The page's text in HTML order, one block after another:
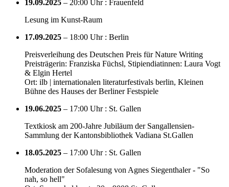
19.09.2025 – 20:00 Uhr : Frauenfeld
Lesung im Kunst-Raum
17.09.2025 – 18:00 Uhr : Berlin
Preisverleihung des Deutschen Preis für Nature Writing
Preisträgerin: Franziska Füchsl, Stipiendiatinnen: Laura Vogt
& Elgin Hertel
Ort: ilb | internationalen literaturfestivals berlin, Kleinen
Bühne des Hauses der Berliner Festspiele
19.06.2025 – 17:00 Uhr : St. Gallen
Textkiosk am 200-Jahre Jubiläum der Sangallensien-
Sammlung der Kantonsbibliothek Vadiana St.Gallen
18.05.2025 – 17:00 Uhr : St. Gallen
Moderation der Sofalesung von Agnes Siegenthaler - "So
nah, so hell"